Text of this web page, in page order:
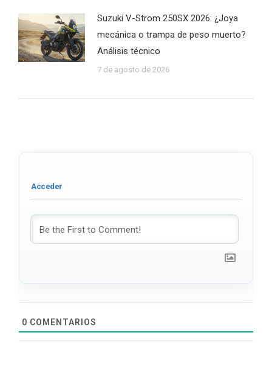
Suzuki V-Strom 250SX 2026: ¿Joya
mecánica o trampa de peso muerto?
Análisis técnico
7 de agosto de 2026
0 COMENTARIOS